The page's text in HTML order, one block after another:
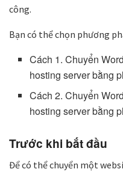
công.
Bạn có thể chọn phương
Cách 1. Chuyển
hosting server bằng
Cách 2. Chuyển
hosting server bằng
Trước khi bắt đầu
Để có thể chuyển một